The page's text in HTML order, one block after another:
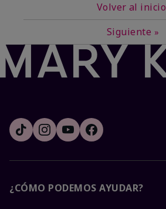
Volver al inicio
Siguiente »
¿CÓMO PODEMOS AYUDAR?